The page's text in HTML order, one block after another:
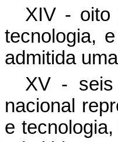
XIV - oito
tecnologia,
admitida
XV - seis
nacional
e